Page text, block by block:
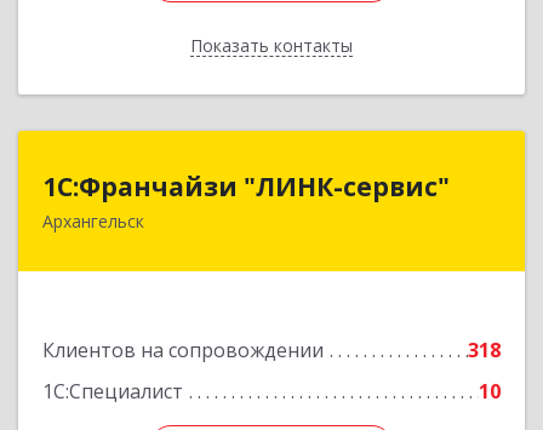
Показать контакты
Назад
1С:Франчайзи "ЛИНК-сервис"
Архангельск
Клиентов на сопровождении
318
1С:Специалист
10
1С:Франчайзи "ЛИНК-сервис"
163000, Архангельская обл, Архангельск г,